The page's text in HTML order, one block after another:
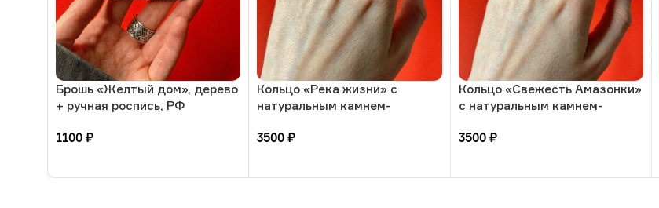
Брошь «Желтый дом», дерево
+ ручная роспись, РФ
1100 ₽
Кольцо «Река жизни» с
натуральным камнем-
3500₽
Кольцо «Свежесть Амазонки»
с натуральным камнем-
3500 ₽